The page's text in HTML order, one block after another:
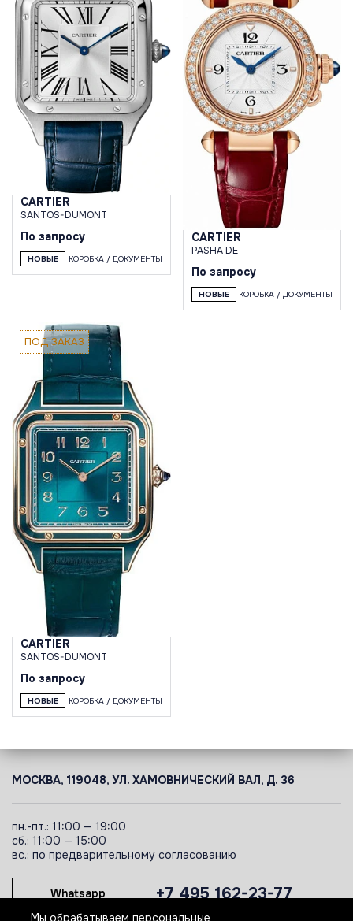
CARTIER
SANTOS-DUMONT
По запросу
НОВЫЕ КОРОБКА / ДОКУМЕНТЫ
CARTIER
PASHA DE
По запросу
НОВЫЕ КОРОБКА / ДОКУМЕНТЫ
ПОД ЗАКАЗ
CARTIER
SANTOS-DUMONT
По запросу
НОВЫЕ КОРОБКА / ДОКУМЕНТЫ
МОСКВА, 119048, УЛ. ХАМОВНИЧЕСКИЙ ВАЛ, Д. 36
пн.-пт.: 11:00 — 19:00
сб.: 11:00 — 15:00
вс.: по предварительному согласованию
+7 495 162-23-77
Whatsapp
Мы обрабатываем персональные